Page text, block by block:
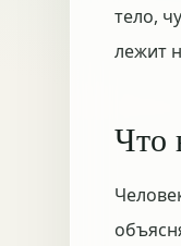
тело,
лежит
Что